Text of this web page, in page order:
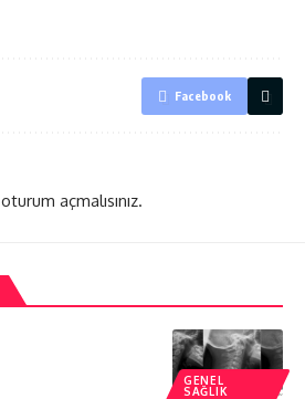
Facebook
oturum açmalısınız.
GENEL
SAĞLIK